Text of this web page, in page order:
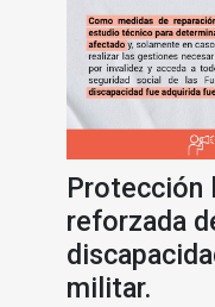
Protección
reforzada
militar.